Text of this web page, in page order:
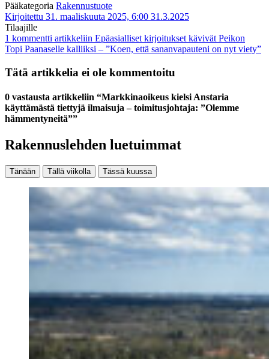
Pääkategoria Rakennustuote
Kirjoitettu 31. maaliskuuta 2025, 6:00 31.3.2025
Tilaajille
1 kommentti artikkeliin Epäasialliset kirjoitukset kävivät Peikon
Topi Paanaselle kalliiksi – ”Koen, että sananvapauteni on nyt viety”
Tätä artikkelia ei ole kommentoitu
0 vastausta artikkeliin “Markkinaoikeus kielsi Anstaria
käyttämästä tiettyjä ilmaisuja – toimitusjohtaja: ”Olemme
hämmentyneitä””
Rakennuslehden luetuimmat
Tänään Tällä viikolla Tässä kuussa